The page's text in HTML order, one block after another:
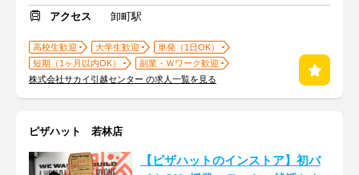
アクセス
卸町駅
高校生歓迎 大学生歓迎
単発（1日OK）
短期（1ヶ月以内OK）
副業・Ｗワーク歓迎
株式会社サカイ引越センター の求人一覧を見る
ピザハット 若林店
【ピザハットのインストア】初バ